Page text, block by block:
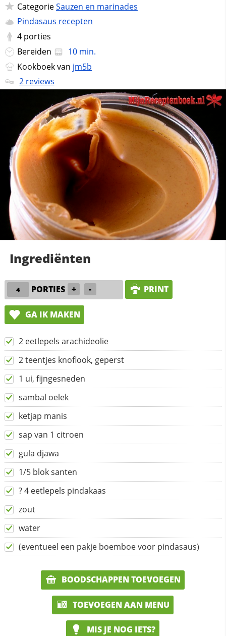
CategorieSauzen en marinades
Pindasaus recepten
4 porties
Bereiden
10 min.
Kookboek van jm5b
2 reviews
Ingrediënten
PORTIES + - PRINT
GA IK MAKEN
2 eetlepels arachideolie
2 teentjes knoflook, geperst
1 ui, fijngesneden
sambal oelek
ketjap manis
sap van 1 citroen
gula djawa
1/5 blok santen
? 4 eetlepels pindakaas
zout
water
(eventueel een pakje boemboe voor pindasaus)
BOODSCHAPPEN TOEVOEGEN
TOEVOEGEN AAN MENU
MIS JE NOG IETS?